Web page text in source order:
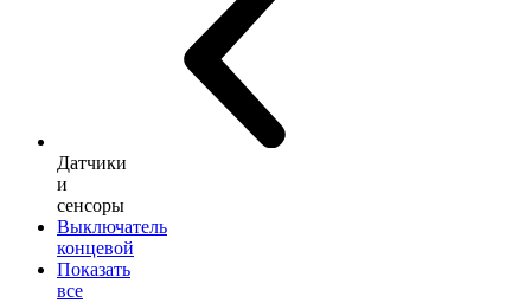
Датчики
и
сенсоры
Выключатель
концевой
Показать
все